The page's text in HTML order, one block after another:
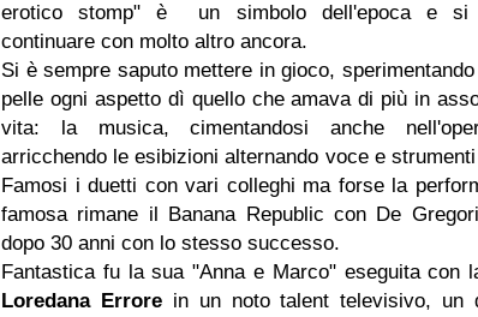
erotico stomp" è un simbolo dell'epoca e si
continuare con molto altro ancora.
Si è sempre saputo mettere in gioco,
pelle ogni aspetto dì quello che amava di più in
vita: la musica, cimentandosi anche
arricchendo le esibizioni alternando voce e
Famosi i duetti con vari colleghi ma forse la
famosa rimane il Banana Republic con De
dopo 30 anni con lo stesso successo.
Fantastica fu la sua "Anna e Marco" eseguita con
LoredanaErrorein un noto talent televisivo, un